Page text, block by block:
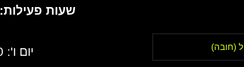
שעות פעילות:
יום ו': 8:30 עד 13:00